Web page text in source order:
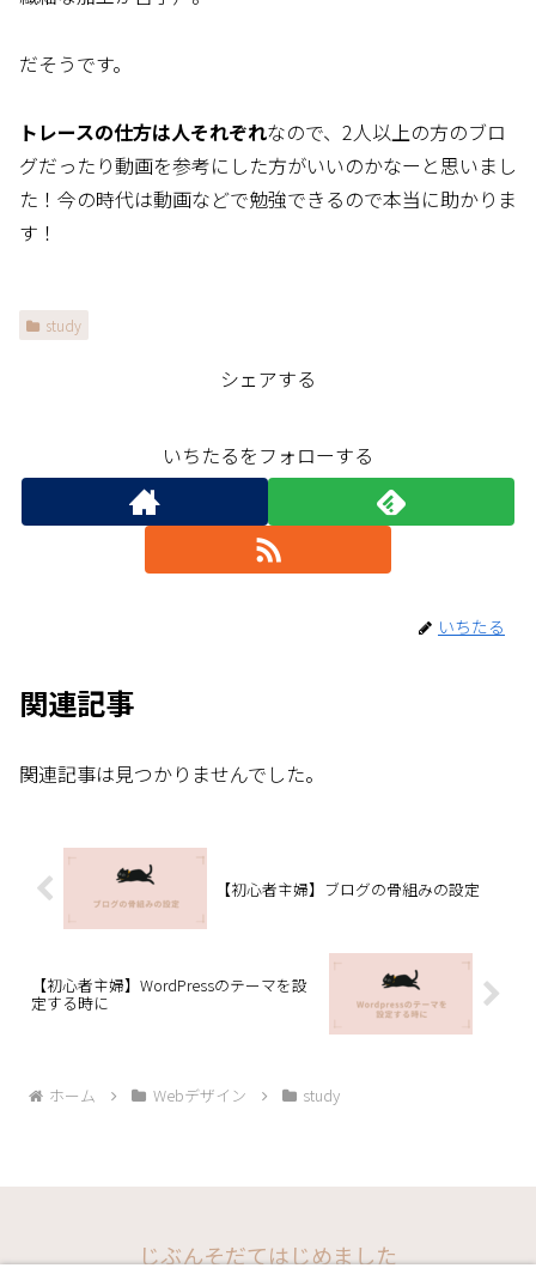
だそうです。
トレースの仕方は人それぞれなので、2人以上の方のブロ
グだったり動画を参考にした方がいいのかなーと思いまし
た！今の時代は動画などで勉強できるので本当に助かりま
す！
study
シェアする
いちたるをフォローする
いちたる
関連記事
関連記事は見つかりませんでした。
【初心者主婦】ブログの骨組みの設定
【初心者主婦】WordPressのテーマを設
定する時に
ホーム Webデザイン study
じぶんそだてはじめました